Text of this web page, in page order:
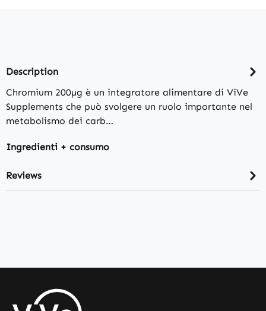
Description
Chromium 200µg è un integratore alimentare di ViVe
Supplements che può svolgere un ruolo importante nel
metabolismo dei carb…
Ingredienti + consumo
Reviews